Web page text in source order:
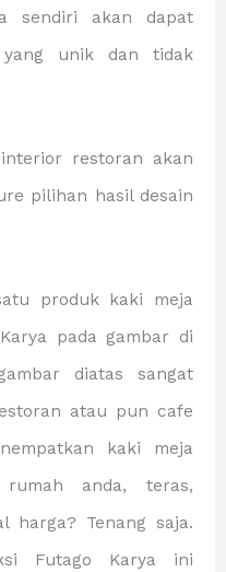
sendiri akan dapat
unik dan tidak
restoran akan
pilihan hasil desain
produk kaki meja
pada gambar di
diatas sangat
atau pun cafe
kaki meja
anda, teras,
harga? Tenang saja.
Futago Karya ini